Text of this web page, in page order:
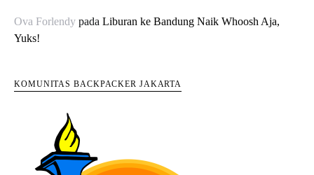
Ova Forlendy pada Liburan ke Bandung Naik Whoosh Aja,
Yuks!
KOMUNITAS BACKPACKER JAKARTA